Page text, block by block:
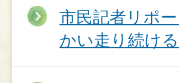
市民記者リポ
かい走り続け